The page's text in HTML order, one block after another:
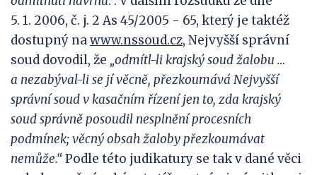
5. 1. 2006, č. j. 2 As 45/2005 - 65, který je taktéž
dostupný nawww.nssoud.cz, Nejvyšší správní
soud dovodil, že „odmítl-li krajský soud žalobu …
a nezabýval-li se jí věcně, přezkoumává Nejvyšší
správní soud vkasačním řízení jen to, zda krajský
soud správně posoudil nesplnění procesních
podmínek; věcný obsah žaloby přezkoumávat
nemůže.“Podle této judikatury se tak v dané věci